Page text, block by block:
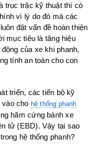
trục trặc kỹ thuật thì có
vì lý do đó mà các
đặt vấn đề hoàn thiện
mục tiêu là tăng hiệu
của xe khi phanh,
tính an toàn cho con
triển, các tiến bộ kỹ
cho hệ thống phanh
hãm cứng bánh xe
tử (EBD). Vậy tại sao
hệ thống phanh?